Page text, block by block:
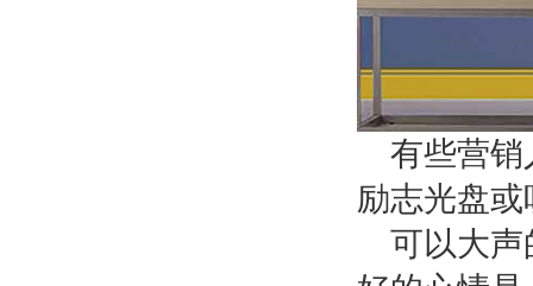
有些营销
励志光盘
可以大声